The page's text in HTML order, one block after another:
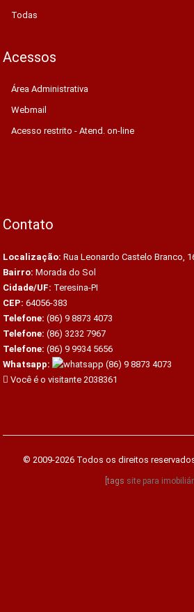
Todas
Acessos
Área Administrativa
Webmail
Acesso restrito - Atend. on-line
Contato
Localização: Rua Leonardo Castelo Branco,
Bairro: Morada do Sol
Cidade/UF: Teresina-PI
CEP: 64056-383
Telefone: (86) 9 8873 4073
Telefone: (86) 3232 7967
Telefone: (86) 9 9934 5656
Whatsapp:
(86) 9 8873 4073
Você é o visitante 2038361
© 2009-2026 Todos os direitos
[tags site para